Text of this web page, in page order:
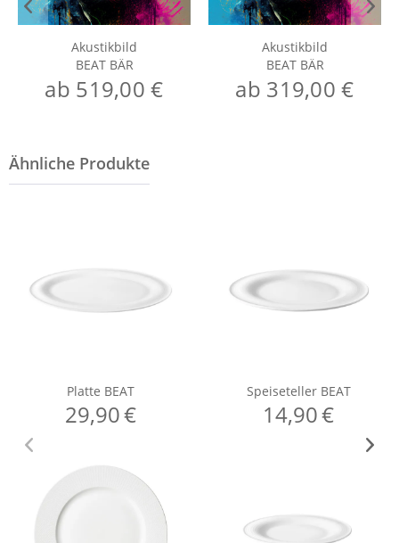
Akustikbild
BEAT BÄR
ab 519,00 €
Akustikbild
BEAT BÄR
ab 319,00 €